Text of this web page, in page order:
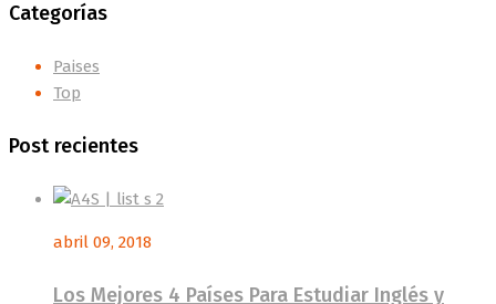
Categorías
Paises
Top
Post recientes
abril 09, 2018
Los Mejores 4 Países Para Estudiar Inglés y